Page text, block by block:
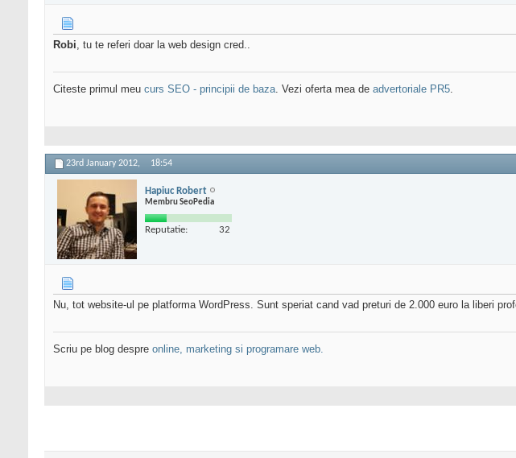
Robi, tu te referi doar la web design cred..
Citeste primul meu curs SEO - principii de baza. Vezi oferta mea de advertoriale PR5.
23rd January 2012, 18:54
Hapiuc Robert
Membru SeoPedia
Reputatie: 32
Nu, tot website-ul pe platforma WordPress. Sunt speriat cand vad preturi de 2.000 euro la liberi
Scriu pe blog despre online, marketing si programare web.